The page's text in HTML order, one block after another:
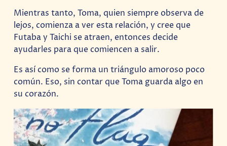
Mientras tanto, Toma, quien siempre observa de
lejos, comienza a ver esta relación, y cree que
Futaba y Taichi se atraen, entonces decide
ayudarles para que comiencen a salir.
Es así como se forma un triángulo amoroso poco
común. Eso, sin contar que Toma guarda algo en
su corazón.